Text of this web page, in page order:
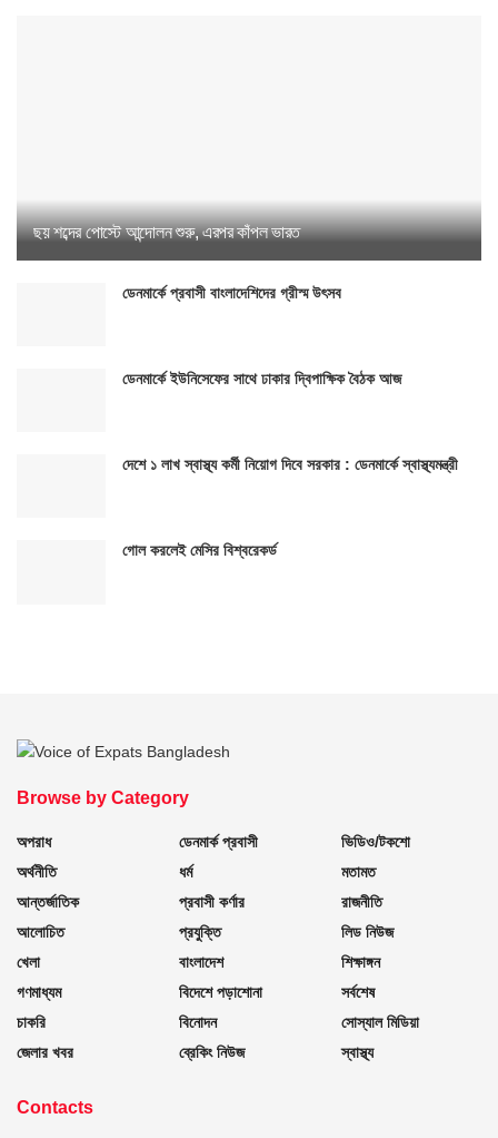
ছয় শব্দের পোস্টে আন্দোলন শুরু, এরপর কাঁপল ভারত
ডেনমার্কে প্রবাসী বাংলাদেশিদের গ্রীস্ম উৎসব
ডেনমার্কে ইউনিসেফের সাথে ঢাকার দ্বিপাক্ষিক বৈঠক আজ
দেশে ১ লাখ স্বাস্থ্য কর্মী নিয়োগ দিবে সরকার : ডেনমার্কে স্বাস্থ্যমন্ত্রী
গোল করলেই মেসির বিশ্বরেকর্ড
Browse by Category
অপরাধ
অর্থনীতি
আন্তর্জাতিক
আলোচিত
খেলা
গণমাধ্যম
চাকরি
জেলার খবর
ডেনমার্ক প্রবাসী
ধর্ম
প্রবাসী কর্ণার
প্রযুক্তি
বাংলাদেশ
বিদেশে পড়াশোনা
বিনোদন
ব্রেকিং নিউজ
ভিডিও/টকশো
মতামত
রাজনীতি
লিড নিউজ
শিক্ষাঙ্গন
সর্বশেষ
সোস্যাল মিডিয়া
স্বাস্থ্য
Contacts